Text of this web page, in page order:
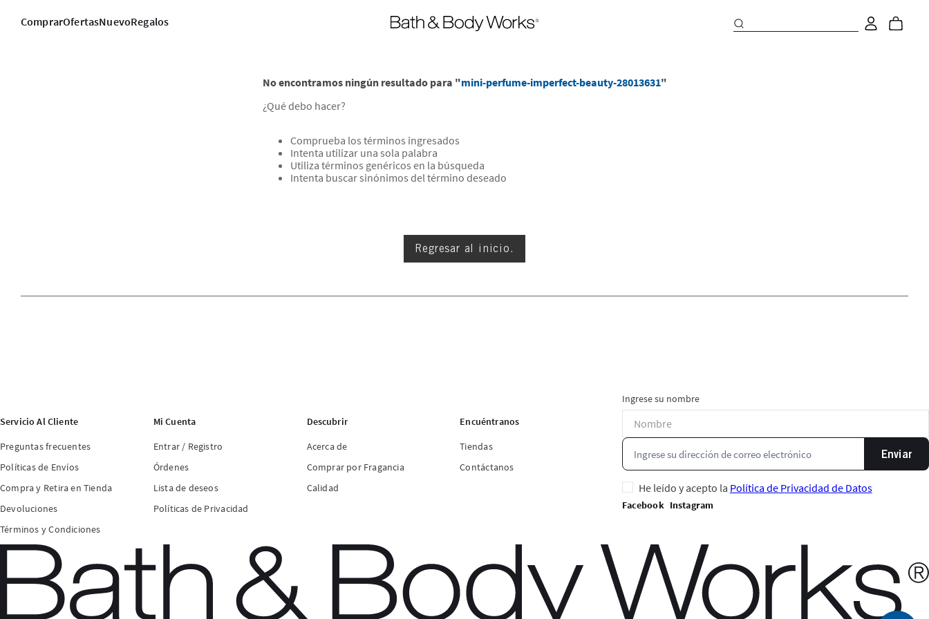
ComprarOfertasNuevoRegalos
No encontramos ningún resultado para "mini-perfume-imperfect-beauty-28013631"
¿Qué debo hacer?
Comprueba los términos ingresados
Intenta utilizar una sola palabra
Utiliza términos genéricos en la búsqueda
Intenta buscar sinónimos del término deseado
Regresar al inicio.
Servicio Al Cliente
Preguntas frecuentes
Políticas de Envíos
Compra y Retira en Tienda
Devoluciones
Términos y Condiciones
Mi Cuenta
Entrar / Registro
Órdenes
Lista de deseos
Políticas de Privacidad
Descubrir
Acerca de
Comprar por Fragancia
Calidad
Encuéntranos
Tiendas
Contáctanos
Ingrese su nombre
Enviar
He leído y acepto la Política de Privacidad de Datos